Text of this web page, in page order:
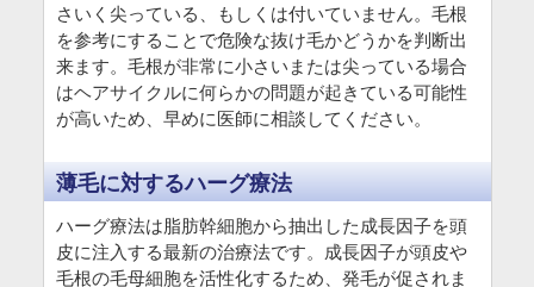
さいく尖っている、もしくは付いていません。毛根
を参考にすることで危険な抜け毛かどうかを判断出
来ます。毛根が非常に小さいまたは尖っている場合
はヘアサイクルに何らかの問題が起きている可能性
が高いため、早めに医師に相談してください。
薄毛に対するハーグ療法
ハーグ療法は脂肪幹細胞から抽出した成長因子を頭
皮に注入する最新の治療法です。成長因子が頭皮や
毛根の毛母細胞を活性化するため、発毛が促されま